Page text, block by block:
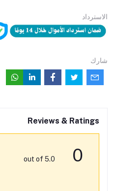
الاسترداد
شارك
Reviews & Ratings
0
out of 5.0